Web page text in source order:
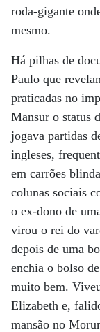
roda-gigante
mesmo.
Há pilhas de
Paulo que
praticadas no
Mansur o status
jogava partidas
ingleses,
em carrões
colunas sociais
o ex-dono de
virou o rei do
depois de uma
enchia o bolso
muito bem.
Elizabeth e,
mansão no